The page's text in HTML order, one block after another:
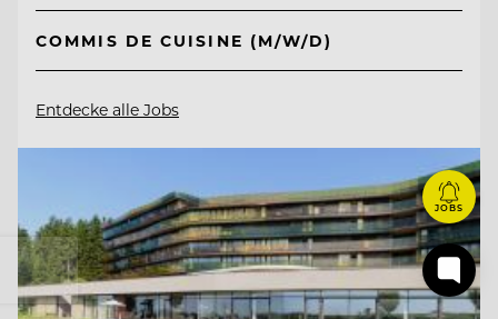
COMMIS DE CUISINE (M/W/D)
Entdecke alle Jobs
JOBS